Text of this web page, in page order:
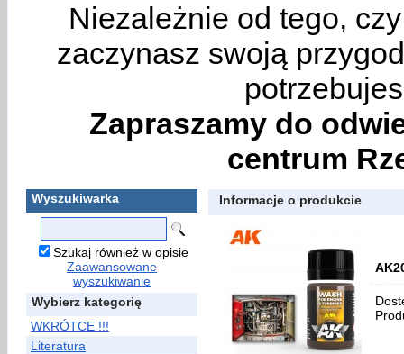
Niezależnie od tego,
zaczynasz swoją
Zapraszamy do
centrum
Wyszukiwarka
Szukaj również w opisie
Zaawansowane
wyszukiwanie
Wybierz kategorię
WKRÓTCE !!!
Literatura
Informacje o produkcie